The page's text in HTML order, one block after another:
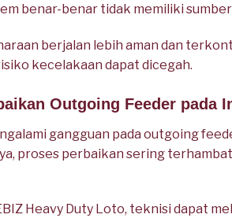
benar-benar tidak memiliki
berjalan lebih aman dan
kecelakaan dapat dicegah.
Outgoing Feeder pada
gangguan pada outgoing
proses perbaikan sering
Heavy Duty Loto, teknisi dapat